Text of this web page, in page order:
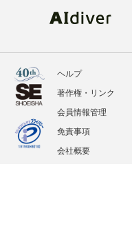
ヘルプ
著作権・リンク
会員情報管理
免責事項
会社概要